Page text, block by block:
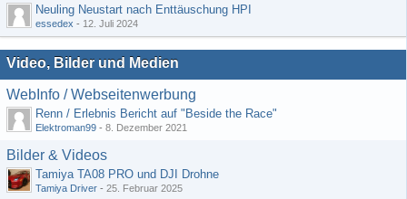
Neuling Neustart nach Enttäuschung HPI
essedex - 12. Juli 2024
Video, Bilder und Medien
WebInfo / Webseitenwerbung
Renn / Erlebnis Bericht auf "Beside the Race"
Elektroman99 - 8. Dezember 2021
Bilder & Videos
Tamiya TA08 PRO und DJI Drohne
Tamiya Driver - 25. Februar 2025